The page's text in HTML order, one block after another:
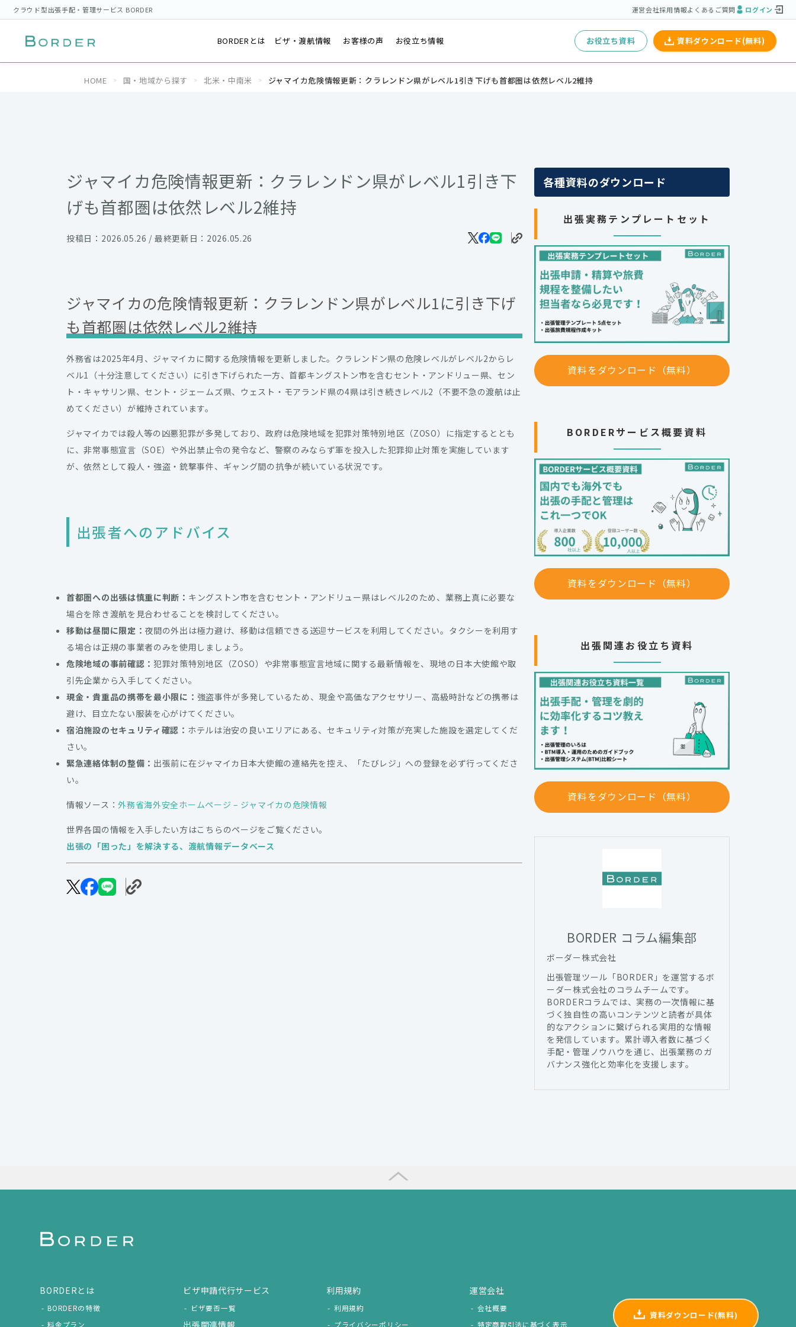
クラウド型出張手配・管理サービス BORDER 運営会社採用情報よくあるご質問 ログイン
BORDERとは ビザ・渡航情報 お客様の声 お役立ち情報 お役立ち資料 資料ダウンロード(無料)
HOME 国・地域から探す 北米・中南米 ジャマイカ危険情報更新：クラレンドン県がレベル1引き下げも首都圏は依然レベル2維持
ジャマイカ危険情報更新：クラレンドン県がレベル1引き下
げも首都圏は依然レベル2維持
投稿日：2026.05.26 / 最終更新日：2026.05.26
ジャマイカの危険情報更新：クラレンドン県がレベル1に引き下げ
も首都圏は依然レベル2維持
外務省は2025年4月、ジャマイカに関する危険情報を更新しました。クラレンドン県の危険レベルがレベル2からレ
ベル1（十分注意してください）に引き下げられた一方、首都キングストン市を含むセント・アンドリュー県、セン
ト・キャサリン県、セント・ジェームズ県、ウェスト・モアランド県の4県は引き続きレベル2（不要不急の渡航は止
めてください）が維持されています。
ジャマイカでは殺人等の凶悪犯罪が多発しており、政府は危険地域を犯罪対策特別地区（ZOSO）に指定するととも
に、非常事態宣言（SOE）や外出禁止令の発令など、警察のみならず軍を投入した犯罪抑止対策を実施しています
が、依然として殺人・強盗・銃撃事件、ギャング間の抗争が続いている状況です。
出張者へのアドバイス
首都圏への出張は慎重に判断： キングストン市を含むセント・アンドリュー県はレベル2のため、業務上真に必要な
場合を除き渡航を見合わせることを検討してください。
移動は昼間に限定： 夜間の外出は極力避け、移動は信頼できる送迎サービスを利用してください。タクシーを利用す
る場合は正規の事業者のみを使用しましょう。
危険地域の事前確認： 犯罪対策特別地区（ZOSO）や非常事態宣言地域に関する最新情報を、現地の日本大使館や取
引先企業から入手してください。
現金・貴重品の携帯を最小限に： 強盗事件が多発しているため、現金や高価なアクセサリー、高級時計などの携帯は
避け、目立たない服装を心がけてください。
宿泊施設のセキュリティ確認： ホテルは治安の良いエリアにある、セキュリティ対策が充実した施設を選定してくだ
さい。
緊急連絡体制の整備： 出張前に在ジャマイカ日本大使館の連絡先を控え、「たびレジ」への登録を必ず行ってくださ
い。
情報ソース：外務省海外安全ホームページ – ジャマイカの危険情報
世界各国の情報を入手したい方はこちらのページをご覧ください。
出張の「困った」を解決する、渡航情報データベース
各種資料のダウンロード
出張実務テンプレートセット
資料をダウンロード（無料）
BORDERサービス概要資料
資料をダウンロード（無料）
出張関連お役立ち資料
資料をダウンロード（無料）
BORDER コラム編集部
ボーダー株式会社
出張管理ツール「BORDER」を運営するボ
ーダー株式会社のコラムチームです。
BORDERコラムでは、実務の一次情報に基
づく独自性の高いコンテンツと読者が具体
的なアクションに繋げられる実用的な情報
を発信しています。累計導入者数に基づく
手配・管理ノウハウを通じ、出張業務のガ
バナンス強化と効率化を支援します。
BORDERとは
BORDERの特徴
料金プラン
ビザ申請代行サービス
ビザ要否一覧
利用規約
利用規約
プライバシーポリシー
運営会社
会社概要
特定商取引法に基づく表示
資料ダウンロード(無料)